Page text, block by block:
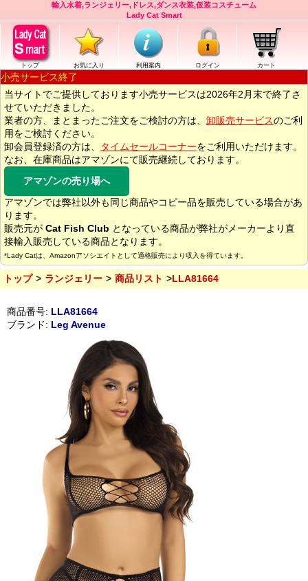
輸入水着,ランジェリー,ドレス,ダンス衣装,仮装コスチューム
Lady Cat Smart
トップ お気に入り 利用案内 ログイン カート
小売サービス終了
当サイトでご提供しております小売サービスは2026年2月末で終了さ
せていただきました。
業者の方、まとまったご注文をご検討の方は、 卸販売サービスのご利
用をご検討ください。
卸会員登録済の方は、
タイムセールコーナーをご利用いただけます。
なお、在庫商品はアマゾンにて販売継続しております。
アマゾンの売り場へ
アマゾンでは弊社以外も同じ商品やコピー品を販売している場合があ
ります。
販売元が Cat Fish Club となっている商品が弊社がメーカーより直
接輸入販売している商品となります。
*Lady Catは、Amazonアソシエイトとして適格販売により収入を得ています。
トップ ランジェリー 商品リスト LLA81664
商品番号: LLA81664
ブランド: Leg Avenue